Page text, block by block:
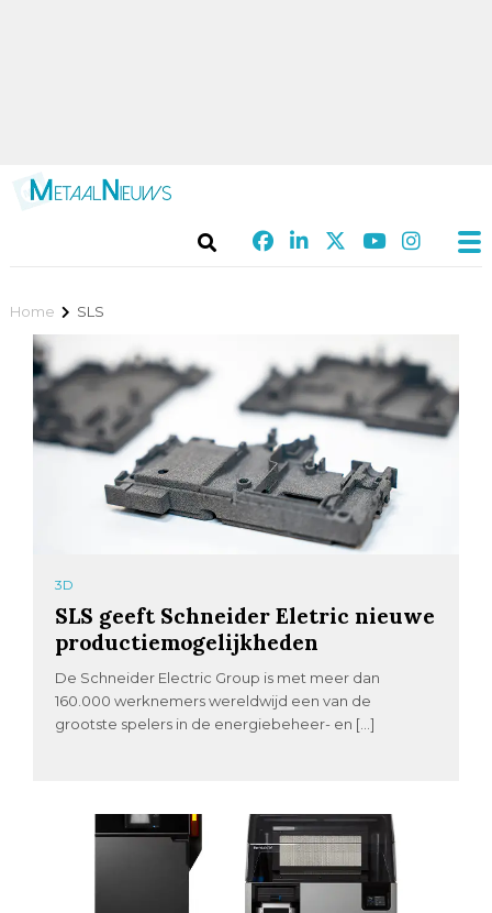
Home SLS
3D
SLS geeft Schneider Eletric nieuwe
productiemogelijkheden
De Schneider Electric Group is met meer dan
160.000 werknemers wereldwijd een van de
grootste spelers in de energiebeheer- en […]